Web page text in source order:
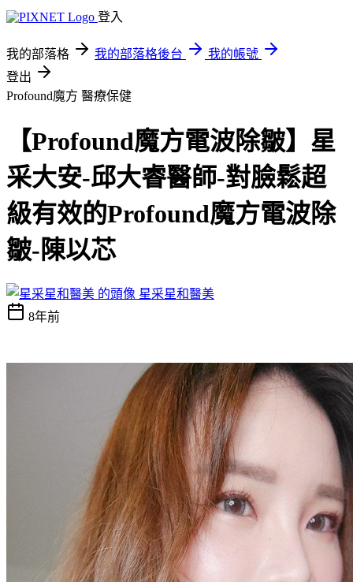
登入
我的部落格 我的部落格後台
我的帳號
登出
Profound魔方 醫療保健
【Profound魔方電波除皺】星
采大安-邱大睿醫師-對臉鬆超
級有效的Profound魔方電波除
皺-陳以芯
星采星和醫美
8年前